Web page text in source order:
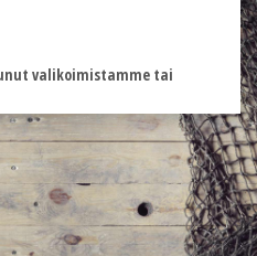
valikoimistamme tai